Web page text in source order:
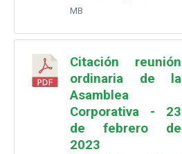
MB
Citación reunión
ordinaria de la
Asamblea
Corporativa - 23
de febrero de
2023